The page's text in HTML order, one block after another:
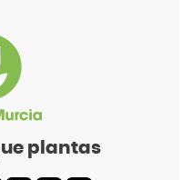
plantas